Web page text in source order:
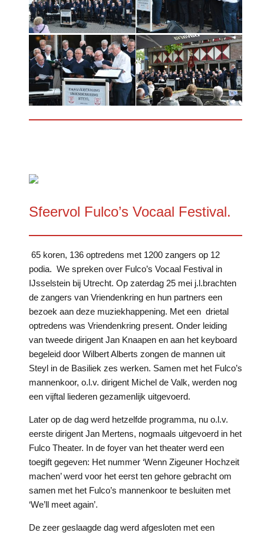
Sfeervol Fulco’s Vocaal Festival.
65 koren, 136 optredens met 1200 zangers op 12
podia. We spreken over Fulco’s Vocaal Festival in
IJsselstein bij Utrecht. Op zaterdag 25 mei j.l.brachten
de zangers van Vriendenkring en hun partners een
bezoek aan deze muziekhappening. Met een drietal
optredens was Vriendenkring present. Onder leiding
van tweede dirigent Jan Knaapen en aan het keyboard
begeleid door Wilbert Alberts zongen de mannen uit
Steyl in de Basiliek zes werken. Samen met het Fulco’s
mannenkoor, o.l.v. dirigent Michel de Valk, werden nog
een vijftal liederen gezamenlijk uitgevoerd.
Later op de dag werd hetzelfde programma, nu o.l.v.
eerste dirigent Jan Mertens, nogmaals uitgevoerd in het
Fulco Theater. In de foyer van het theater werd een
toegift gegeven: Het nummer ‘Wenn Zigeuner Hochzeit
machen’ werd voor het eerst ten gehore gebracht om
samen met het Fulco’s mannenkoor te besluiten met
‘We’ll meet again’.
De zeer geslaagde dag werd afgesloten met een